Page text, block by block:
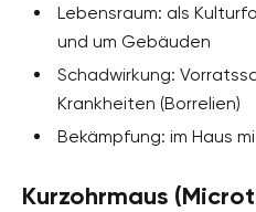
Lebensraum: als
und um Gebäuden
Schadwirkung:
Krankheiten (Borrelien)
Bekämpfung: im Haus
Kurzohrmaus